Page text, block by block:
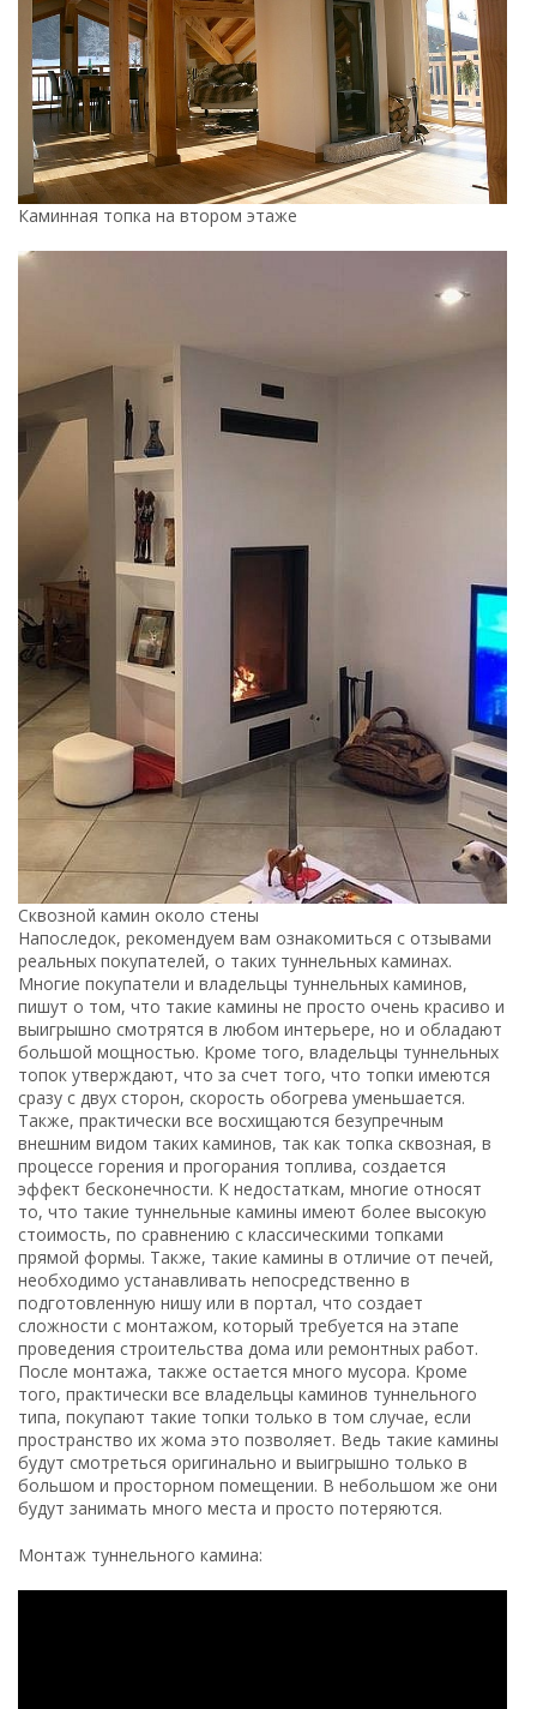
Каминная топка на втором этаже
Сквозной камин около стены
Напоследок, рекомендуем вам ознакомиться с отзывами
реальных покупателей, о таких туннельных каминах.
Многие покупатели и владельцы туннельных каминов,
пишут о том, что такие камины не просто очень красиво и
выигрышно смотрятся в любом интерьере, но и обладают
большой мощностью. Кроме того, владельцы туннельных
топок утверждают, что за счет того, что топки имеются
сразу с двух сторон, скорость обогрева уменьшается.
Также, практически все восхищаются безупречным
внешним видом таких каминов, так как топка сквозная, в
процессе горения и прогорания топлива, создается
эффект бесконечности. К недостаткам, многие относят
то, что такие туннельные камины имеют более высокую
стоимость, по сравнению с классическими топками
прямой формы. Также, такие камины в отличие от печей,
необходимо устанавливать непосредственно в
подготовленную нишу или в портал, что создает
сложности с монтажом, который требуется на этапе
проведения строительства дома или ремонтных работ.
После монтажа, также остается много мусора. Кроме
того, практически все владельцы каминов туннельного
типа, покупают такие топки только в том случае, если
пространство их жома это позволяет. Ведь такие камины
будут смотреться оригинально и выигрышно только в
большом и просторном помещении. В небольшом же они
будут занимать много места и просто потеряются.
Монтаж туннельного камина: